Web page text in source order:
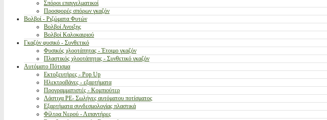
Σπόροι επαγγελματικοί
Προσφορές σπόρων γκαζόν
Βολβοί - Ριζώματα Φυτών
Βολβοί Ανοιξης
Βολβοί Καλοκαιριού
Γκαζόν φυσικό - Συνθετικό
Φυσικός χλοοτάπητας - Έτοιμο γκαζόν
Πλαστικός χλοοτάπητας - Συνθετικό γκαζόν
Αυτόματο Πότισμα
Εκτοξευτήρες - Pop Up
Ηλεκτροβάνες - εξαρτήματα
Προγραμματιστές - Κομπιούτερ
Λάστιχα PE- Σωλήνες αυτόματου ποτίσματος
Εξαρτήματα συνδεσμολογίας πλαστικά
Φίλτρα Νερού - Λιπαντήρες